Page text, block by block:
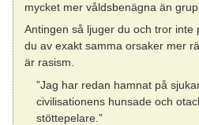
mycket mer våldsbenägna än
Antingen så ljuger du och tror
du av exakt samma orsaker mer
är rasism.
”Jag har redan hamnat på
civilisationens hunsade och
stöttepelare.”